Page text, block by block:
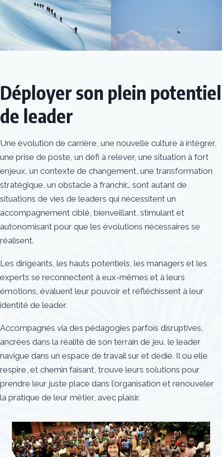
Déployer son plein potentiel
de leader
Une évolution de carrière, une nouvelle culture à intégrer,
une prise de poste, un défi à relever, une situation à fort
enjeux, un contexte de changement, une transformation
stratégique, un obstacle à franchir… sont autant de
situations de vies de leaders qui nécessitent un
accompagnement ciblé, bienveillant, stimulant et
autonomisant pour que les évolutions nécessaires se
réalisent.
Les dirigeants, les hauts potentiels, les managers et les
experts se reconnectent à eux-mêmes et à leurs
émotions, évaluent leur pouvoir et réfléchissent à leur
identité de leader.
Accompagnés via des pédagogies parfois disruptives,
ancrées dans la réalité de son terrain de jeu, le leader
navigue dans un espace de travail sur et dédié. Il ou elle
respire, et chemin faisant, trouve leurs solutions pour
prendre leur juste place dans l’organisation et renouveler
la pratique de leur métier, avec plaisir.